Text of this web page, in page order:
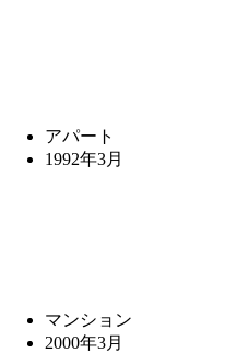
アパート
1992年3月
マンション
2000年3月